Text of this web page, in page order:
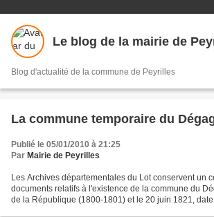
Le blog de la mairie de
Blog d'actualité de la commune de Peyrilles
La commune temporaire du
Publié le 05/01/2010 à 21:25
Par Mairie de Peyrilles
Les Archives départementales du Lot conservent un
documents relatifs à l'existence de la commune du
de la République (1800-1801) et le 20 juin 1821,